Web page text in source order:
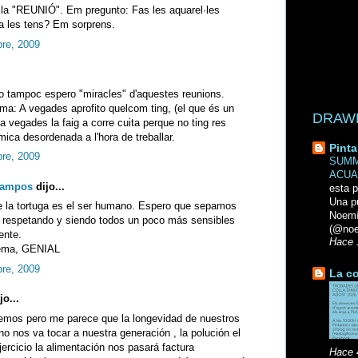
"REUNIÓ". Em pregunto: Fas les aquarel·les
les tens? Em sorprens.
2009
tampoc espero "miracles" d'aquestes reunions.
A vegades aprofito quelcom ting, (el que és un
vegades la faig a corre cuita perque no ting res
desordenada a l'hora de treballar.
2009
dijo...
la tortuga es el ser humano. Espero que sepamos
y siendo todos un poco más sensibles
GENIAL
2009
pero me parece que la longevidad de nuestros
nos va tocar a nuestra generación , la polución el
la alimentación nos pasará factura
esta
Una
Hace
La
Hace